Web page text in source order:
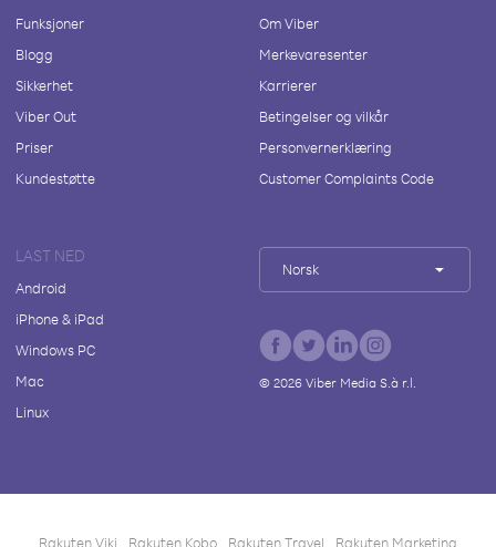
Funksjoner
Blogg
Sikkerhet
Viber Out
Priser
Kundestøtte
Om Viber
Merkevaresenter
Karrierer
Betingelser og vilkår
Personvernerklæring
Customer Complaints Code
LAST NED
Android
iPhone & iPad
Windows PC
Mac
Linux
Norsk
© 2026Viber Media S.à r.l.
Rakuten Viki Rakuten Kobo Rakuten Travel Rakuten Marketing